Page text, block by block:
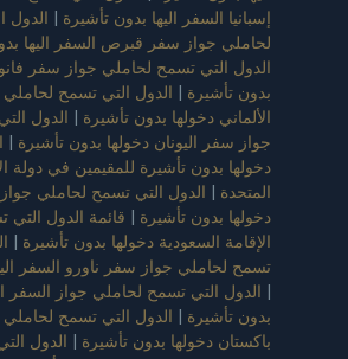
إسبانيا السفر اليها بدون تأشيرة | الدول
لحاملي جواز سفر قبرص السفر اليها
الدول التي تسمح لحاملي جواز سفر
بدون تأشيرة | الدول التي تسمح لحاملي
الألماني دخولها بدون تأشيرة | الدول
جواز سفر اليونان دخولها بدون تأشيرة |
دخولها بدون تأشيرة للمقيمين في دولة
المتحدة | الدول التي تسمح لحاملي
دخولها بدون تأشيرة | قائمة الدول
الإقامة السعودية دخولها بدون تأشيرة |
تسمح لحاملي جواز سفر ناورو السفر
| الدول التي تسمح لحاملي جواز السفر
بدون تأشيرة | الدول التي تسمح
باكستان دخولها بدون تأشيرة | الدول